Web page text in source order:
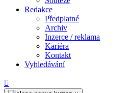
Redakce
Předplatné
Archiv
Inzerce / reklama
Kariéra
Kontakt
Vyhledávání